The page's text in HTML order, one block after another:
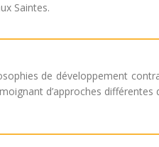
Saintes.
de développement
d’approches différentes